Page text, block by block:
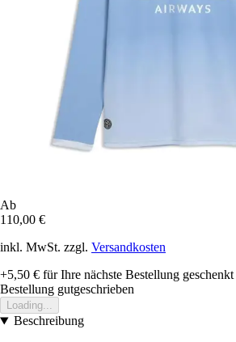
Ab
110,00 €
inkl. MwSt. zzgl. Versandkosten
+5,50 € für Ihre nächste Bestellung geschenkt
Bestellung gutgeschrieben
Loading...
Beschreibung